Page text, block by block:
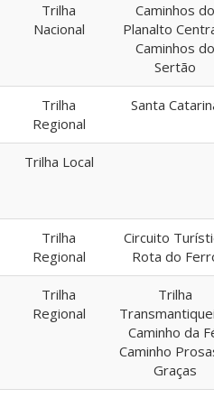
Trilha
Nacional
Caminhos do
Planalto
Caminhos do
Sertão
Trilha
Regional
Santa
Trilha Local
Trilha
Regional
Circuito
Rota do
Trilha
Regional
Trilha
Caminho da
Caminho
Graças